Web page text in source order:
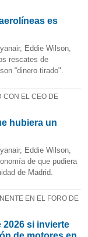
es
Eddie Wilson,
rescates de
“dinero tirado".
CON EL CEO DE
hubiera un
Eddie Wilson,
de que pudiera
de Madrid.
EN EL FORO DE
2026 si invierte